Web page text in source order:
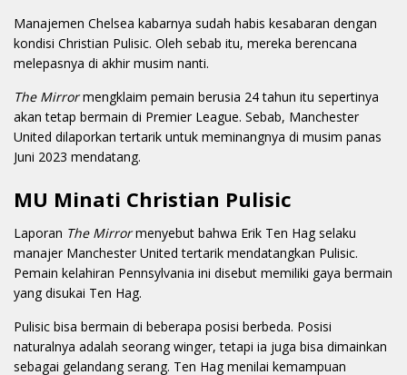
Manajemen Chelsea kabarnya sudah habis kesabaran dengan
kondisi Christian Pulisic. Oleh sebab itu, mereka berencana
melepasnya di akhir musim nanti.
The Mirrormengklaim pemain berusia 24 tahun itu sepertinya
akan tetap bermain di Premier League. Sebab, Manchester
United dilaporkan tertarik untuk meminangnya di musim panas
Juni 2023 mendatang.
MU Minati Christian Pulisic
Laporan The Mirrormenyebut bahwa Erik Ten Hag selaku
manajer Manchester United tertarik mendatangkan Pulisic.
Pemain kelahiran Pennsylvania ini disebut memiliki gaya bermain
yang disukai Ten Hag.
Pulisic bisa bermain di beberapa posisi berbeda. Posisi
naturalnya adalah seorang winger, tetapi ia juga bisa dimainkan
sebagai gelandang serang. Ten Hag menilai kemampuan